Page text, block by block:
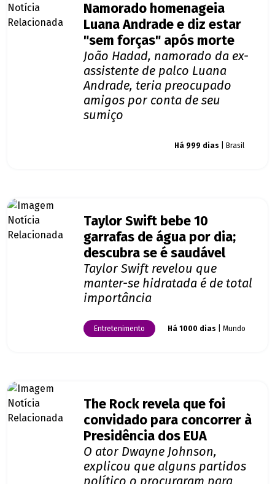
Namorado homenageia
Luana Andrade e diz estar
"sem forças" após morte
João Hadad, namorado da ex-
assistente de palco Luana
Andrade, teria preocupado
amigos por conta de seu
sumiço
Há 999 dias | Brasil
Taylor Swift bebe 10
garrafas de água por dia;
descubra se é saudável
Taylor Swift revelou que
manter-se hidratada é de total
importância
Entretenimento Há 1000 dias | Mundo
The Rock revela que foi
convidado para concorrer à
Presidência dos EUA
O ator Dwayne Johnson,
explicou que alguns partidos
político o procuraram para